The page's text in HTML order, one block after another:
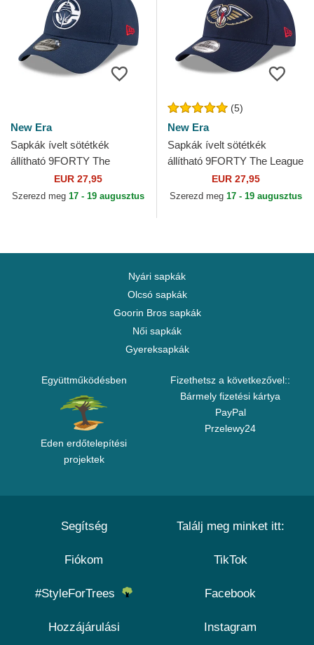
New Era
Sapkák ívelt sötétkék
állítható 9FORTY The
League Los Angeles Clippers
NBA New Era
EUR 27,95
Szerezd meg 17 - 19 augusztus
(5)
New Era
Sapkák ívelt sötétkék
állítható 9FORTY The League
New Orleans Pelicans NBA
New Era
EUR 27,95
Szerezd meg 17 - 19 augusztus
Nyári sapkák
Olcsó sapkák
Goorin Bros sapkák
Női sapkák
Gyereksapkák
Együttműködésben
Eden erdőtelepítési
projektek
Fizethetsz a következővel::
Bármely fizetési kártya
PayPal
Przelewy24
Segítség
Fiókom
#StyleForTrees
Hozzájárulási
Találj meg minket itt:
TikTok
Facebook
Instagram